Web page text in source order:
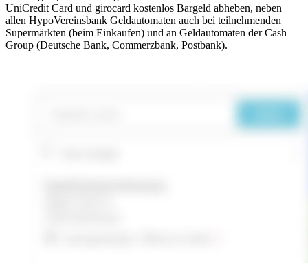
UniCredit Card und girocard kostenlos Bargeld abheben, neben
allen HypoVereinsbank Geldautomaten auch bei teilnehmenden
Supermärkten (beim Einkaufen) und an Geldautomaten der Cash
Group (Deutsche Bank, Commerzbank, Postbank).